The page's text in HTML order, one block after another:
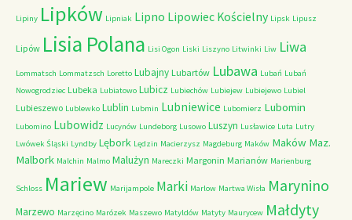
Lipiny Lipków Lipniak Lipno Lipowiec Kościelny Lipsk Lipusz
Lipów Lisia Polana Lisi Ogon Liski Liszyno Litwinki Liw Liwa
Lommatsch Lommatzsch Loretto Lubajny Lubartów Lubawa Lubań Lubań
Nowogrodziec Lubeka Lubiatowo Lubicz Lubiechów Lubiejew Lubiejewo Lubiel
Lubieszewo Lublewko Lublin Lubmin Lubniewice Lubomierz Lubomin
Lubomino Lubowidz Lucynów Lundeborg Lusowo Luszyn Lusławice Luta Lutry
Lwówek Śląski Lyndby Lębork Lędzin Macierzysz Magdeburg Maków Maków Maz.
Malbork Malchin Malmo Malużyn Mareczki Margonin Marianów Marienburg
Schloss Mariew Marijampole Marki Marlow Martwa Wisła Marynino
Marzewo Marzęcino Marózek Maszewo Matyldów Matyty Maurycew Małdyty